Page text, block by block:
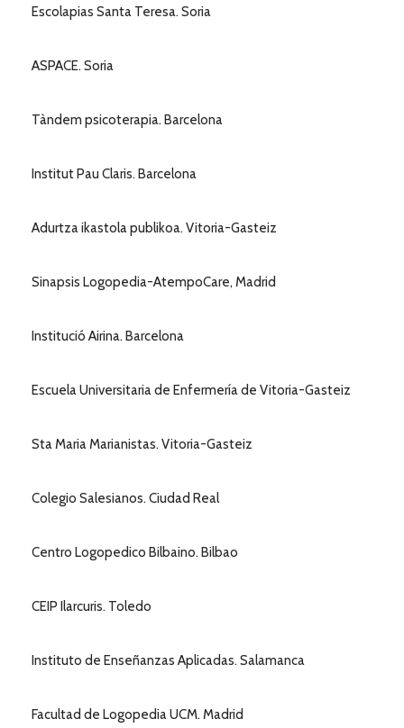
Escolapias Santa Teresa. Soria
ASPACE. Soria
Tàndem psicoterapia. Barcelona
Institut Pau Claris. Barcelona
Adurtza ikastola publikoa. Vitoria-Gasteiz
Sinapsis Logopedia-AtempoCare, Madrid
Institució Airina. Barcelona
Escuela Universitaria de Enfermería de Vitoria-Gasteiz
Sta Maria Marianistas. Vitoria-Gasteiz
Colegio Salesianos. Ciudad Real
Centro Logopedico Bilbaino. Bilbao
CEIP Ilarcuris. Toledo
Instituto de Enseñanzas Aplicadas. Salamanca
Facultad de Logopedia UCM. Madrid